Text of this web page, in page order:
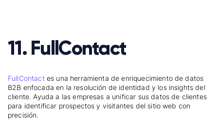
11. FullContact
FullContact es una herramienta de enriquecimiento de datos
B2B enfocada en la resolución de identidad y los insights del
cliente. Ayuda a las empresas a unificar sus datos de clientes
para identificar prospectos y visitantes del sitio web con
precisión.